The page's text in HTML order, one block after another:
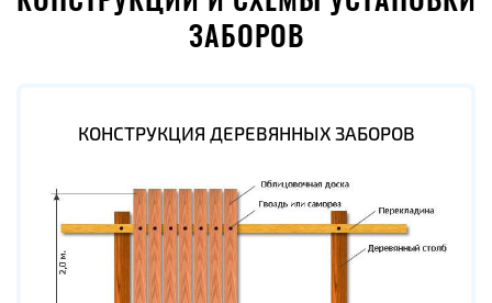
ЗАБОРОВ
КОНСТРУКЦИЯ ДЕРЕВЯННЫХ ЗАБОРОВ